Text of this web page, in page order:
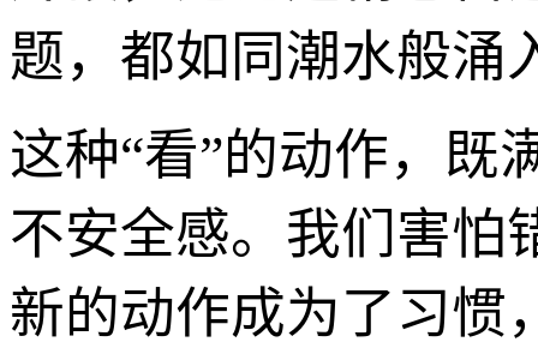
题，都如同潮水般涌
这种“看”的动作，既
不安全感。我们害怕
新的动作成为了习惯